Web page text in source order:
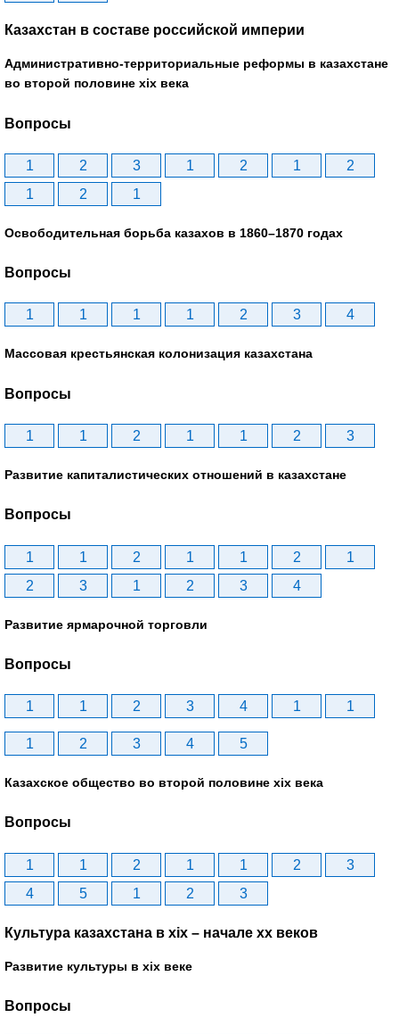
Казахстан в составе российской империи
Административно-территориальные реформы в казахстане
во второй половине xix века
Вопросы
1 2 3 1 2 1
2
1
2 1
Освободительная борьба казахов в 1860–1870 годах
Вопросы
1 1 1 1 2 3 4
Массовая крестьянская колонизация казахстана
Вопросы
1 1 2 1 1 2 3
Развитие капиталистических отношений в казахстане
Вопросы
1 1 2 1 1 2
1
2
3 1 2 3 4
Развитие ярмарочной торговли
Вопросы
1 1 2 3 4 1 1
1 2 3 4 5
Казахское общество во второй половине хіх века
Вопросы
1 1 2 1 1 2
3
4
5 1 2 3
Культура казахстана в xix – начале хх веков
Развитие культуры в xix веке
Вопросы